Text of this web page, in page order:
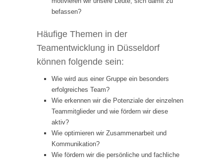
befassen?
Häufige Themen in der
Teamentwicklung in Düsseldorf
können folgende sein:
Wie wird aus einer Gruppe ein besonders
erfolgreiches Team?
Wie erkennen wir die Potenziale der einzelnen
Teammitglieder und wie fördern wir diese
aktiv?
Wie optimieren wir Zusammenarbeit und
Kommunikation?
Wie fördern wir die persönliche und fachliche